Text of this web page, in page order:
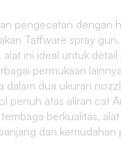
pengecatan dengan
Taffware spray
alat ini ideal untuk
permukaan
dalam dua ukuran
penuh atas aliran cat
berkualitas,
dan kemudahan